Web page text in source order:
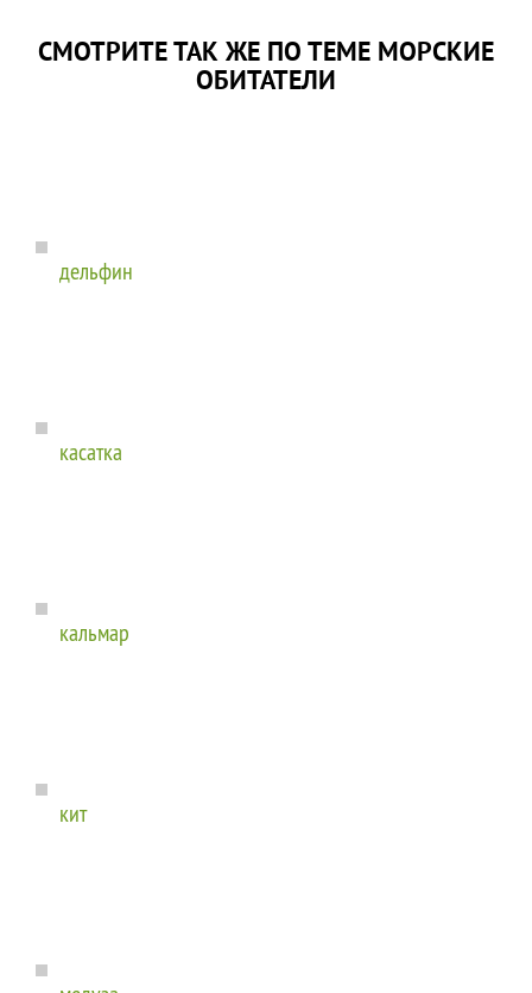
СМОТРИТЕ ТАК ЖЕ ПО ТЕМЕ МОРСКИЕ
ОБИТАТЕЛИ
дельфин
касатка
кальмар
кит